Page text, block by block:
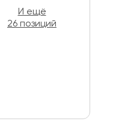
И ещё
26 позиций